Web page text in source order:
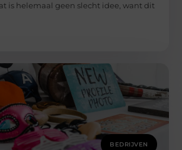
is helemaal geen slecht idee, want dit
BEDRIJVEN